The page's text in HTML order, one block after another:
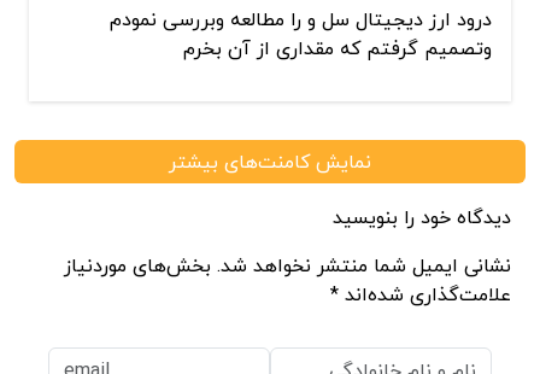
درود ارز دیجیتال سل و را مطالعه وبررسی نمودم
وتصمیم گرفتم که مقداری از آن بخرم
نمایش کامنت‌های بیشتر
دیدگاه خود را بنویسید
نشانی ایمیل شما منتشر نخواهد شد. بخش‌های موردنیاز
علامت‌گذاری شده‌اند *